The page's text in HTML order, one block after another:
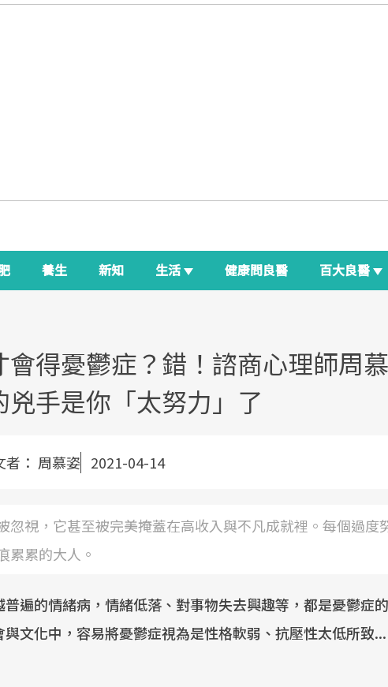
養生 新知 生活 健康問良醫 百大良醫
會得憂鬱症？錯！諮商心理師周慕
手是你「太努力」了
： 周慕姿 2021-04-14
忽視，它甚至被完美掩蓋在高收入與不凡成就裡。每個過度
累累的大人。
遍的情緒病，情緒低落、對事物失去興趣等，都是憂鬱症的
文化中，容易將憂鬱症視為是性格軟弱、抗壓性太低所致...
邁向「健康照護」的新時代。隨著
療院所的服務，更是民眾了解自身
狀況、啟動健康管理的重要起點。
健康新生活」，從講座、體驗到運
發，透過醫學觀點與日常感受的對